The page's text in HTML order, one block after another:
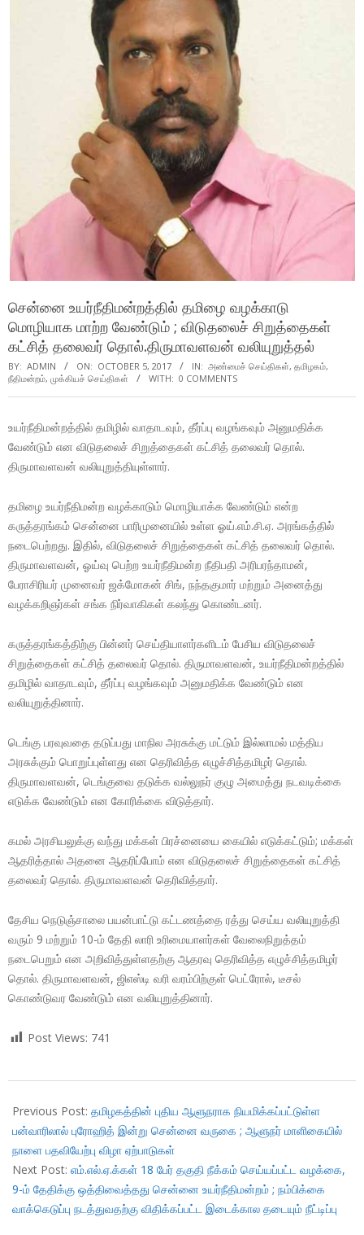
சென்னை உயர்நீதிமன்றத்தில் தமிழை வழக்காடு
மொழியாக மாற்ற வேண்டும் ; விடுதலைச் சிறுத்தைகள்
கட்சித் தலைவர் தொல்.திருமாவளவன் வலியுறுத்தல்
BY: ADMIN ON: OCTOBER 5, 2017 IN: அண்மைச் செய்திகள், தமிழகம்,
நீதிமன்றம், முக்கியச் செய்திகள் WITH: 0 COMMENTS
உயர்நீதிமன்றத்தில் தமிழில் வாதாடவும், தீர்ப்பு வழங்கவும் அனுமதிக்க
வேண்டும் என விடுதலைச் சிறுத்தைகள் கட்சித் தலைவர் தொல்.
திருமாவளவன் வலியுறுத்தியுள்ளார்.
தமிழை உயர்நீதிமன்ற வழக்காடும் மொழியாக்க வேண்டும் என்ற
கருத்தரங்கம் சென்னை பாரிமுனையில் உள்ள ஓய்.எம்.சி.ஏ. அரங்கத்தில்
நடைபெற்றது. இதில், விடுதலைச் சிறுத்தைகள் கட்சித் தலைவர் தொல்.
திருமாவளவன், ஓய்வு பெற்ற உயர்நீதிமன்ற நீதிபதி அரிபரந்தாமன்,
பேராசிரியர் முனைவர் ஜக்மோகன் சிங், நந்தகுமார் மற்றும் அனைத்து
வழக்கறிஞர்கள் சங்க நிர்வாகிகள் கலந்து கொண்டனர்.
கருத்தரங்கத்திற்கு பின்னர் செய்தியாளர்களிடம் பேசிய விடுதலைச்
சிறுத்தைகள் கட்சித் தலைவர் தொல். திருமாவளவன், உயர்நீதிமன்றத்தில்
தமிழில் வாதாடவும், தீர்ப்பு வழங்கவும் அனுமதிக்க வேண்டும் என
வலியுறுத்தினார்.
டெங்கு பரவுவதை தடுப்பது மாநில அரசுக்கு மட்டும் இல்லாமல் மத்திய
அரசுக்கும் பொறுப்புள்ளது என தெரிவித்த எழுச்சித்தமிழர் தொல்.
திருமாவளவன், டெங்குவை தடுக்க வல்லுநர் குழு அமைத்து நடவடிக்கை
எடுக்க வேண்டும் என கோரிக்கை விடுத்தார்.
கமல் அரசியலுக்கு வந்து மக்கள் பிரச்னையை கையில் எடுக்கட்டும்; மக்கள்
ஆதரித்தால் அதனை ஆதரிப்போம் என விடுதலைச் சிறுத்தைகள் கட்சித்
தலைவர் தொல். திருமாவளவன் தெரிவித்தார்.
தேசிய நெடுஞ்சாலை பயன்பாட்டு கட்டணத்தை ரத்து செய்ய வலியுறுத்தி
வரும் 9 மற்றும் 10-ம் தேதி லாரி உரிமையாளர்கள் வேலைநிறுத்தம்
நடைபெறும் என அறிவித்துள்ளதற்கு ஆதரவு தெரிவித்த எழுச்சித்தமிழர்
தொல். திருமாவளவன், ஜிஎஸ்டி வரி வரம்பிற்குள் பெட்ரோல், டீசல்
கொண்டுவர வேண்டும் என வலியுறுத்தினார்.
Post Views: 741
10-
05
Previous Post: தமிழகத்தின் புதிய ஆளுநராக நியமிக்கப்பட்டுள்ள
பன்வாரிலால் புரோஹித் இன்று சென்னை வருகை ; ஆளுநர் மாளிகையில்
நாளை பதவியேற்பு விழா ஏற்பாடுகள்
Next Post: எம்.எல்.ஏ.க்கள் 18 பேர் தகுதி நீக்கம் செய்யப்பட்ட வழக்கை,
9-ம் தேதிக்கு ஒத்திவைத்தது சென்னை உயர்நீதிமன்றம் ; நம்பிக்கை
வாக்கெடுப்பு நடத்துவதற்கு விதிக்கப்பட்ட இடைக்கால தடையும் நீட்டிப்பு